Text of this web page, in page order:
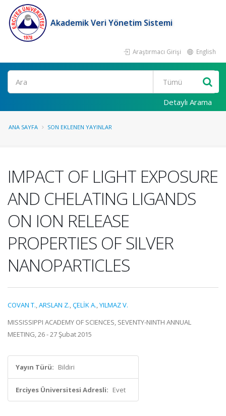
Akademik Veri Yönetim Sistemi
Araştırmacı Girişi English
Ara
Detaylı Arama
ANA SAYFA SON EKLENEN YAYINLAR
IMPACT OF LIGHT EXPOSURE
AND CHELATING LIGANDS
ON ION RELEASE
PROPERTIES OF SILVER
NANOPARTICLES
COVAN T.,ARSLAN Z.,ÇELİK A.,YILMAZ V.
MISSISSIPPI ACADEMY OF SCIENCES, SEVENTY-NINTH ANNUAL
MEETING, 26 - 27 Şubat 2015
Yayın Türü: Bildiri
Erciyes Üniversitesi Adresli: Evet